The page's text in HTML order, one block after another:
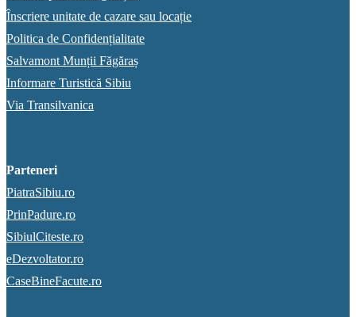
Înscriere unitate de cazare sau locație
Politica de Confidențialitate
Salvamont Munții Făgăraș
Informare Turistică Sibiu
Via Transilvanica
Parteneri
PiatraSibiu.ro
PrinPadure.ro
SibiulCiteste.ro
eDezvoltator.ro
CaseBineFacute.ro